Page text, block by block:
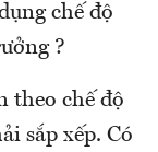
chế độ
?
theo chế độ
sắp xếp. Có